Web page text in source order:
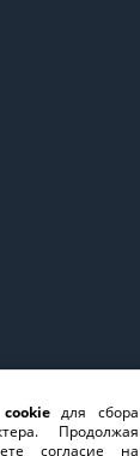
cookieдля сбора
Продолжая
согласие на